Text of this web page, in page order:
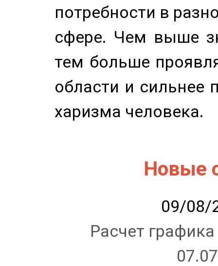
потребности в
сфере. Чем выше
тем больше
области и сильнее
харизма человека.
Новые
09/08/
Расчет